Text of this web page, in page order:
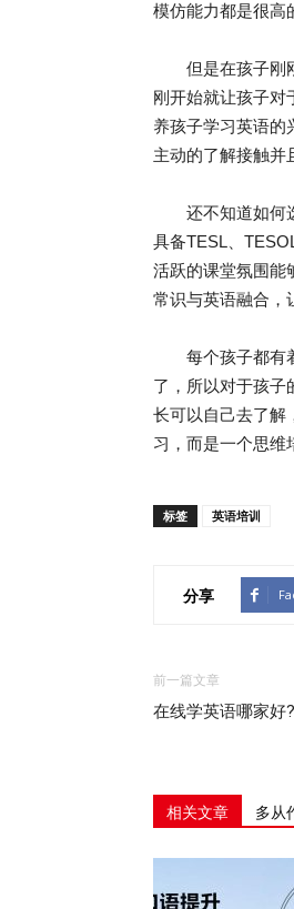
模仿能力都是很高
但是在孩子刚刚
刚开始就让孩子对
养孩子学习英语的
主动的了解接触并
还不知道如何选
具备TESL、
活跃的课堂氛围能
常识与英语融合，
每个孩子都有着
了，所以对于孩子
长可以自己去了解
习，而是一个思维
标签 英语培训
分享
前一篇文章
在线学英语哪家好?
相关文章 多从